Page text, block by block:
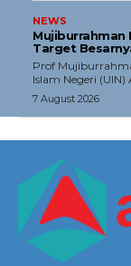
NEWS
Mujiburrahman
Target
Prof
Islam Negeri
7 August 2026